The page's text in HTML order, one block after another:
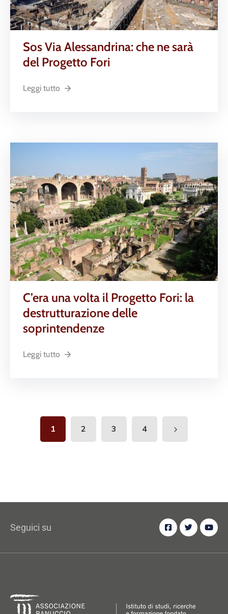
Sos Via Alessandrina: che ne sarà
del Progetto Fori
Leggi tutto
C’era una volta il Progetto Fori: la
destrutturazione delle
soprintendenze
Leggi tutto
1 2 3 4
Seguici su